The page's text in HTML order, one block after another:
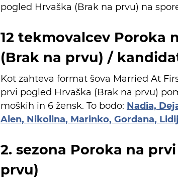
pogled Hrvaška (Brak na prvu) na
12 tekmovalcev Poroka
(Brak na prvu) /
Kot zahteva format šova Married At
prvi pogled Hrvaška (Brak na prvu)
moških in 6 žensk. To bodo: Nadia,
Alen, Nikolina, Marinko, Gordana,
2. sezona Poroka na
prvu)